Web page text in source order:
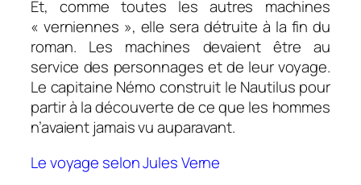
Et, comme toutes les autres machines
« verniennes », elle sera détruite à la fin du
roman. Les machines devaient être au
service des personnages et de leur voyage.
Le capitaine Némo construit le Nautilus pour
partir à la découverte de ce que les hommes
n’avaient jamais vu auparavant.
Le voyage selon Jules Verne